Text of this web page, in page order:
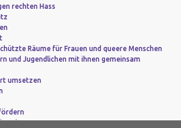
rechten Hass
Räume für Frauen und queere Menschen
und Jugendlichen mit ihnen gemeinsam
umsetzen
sein